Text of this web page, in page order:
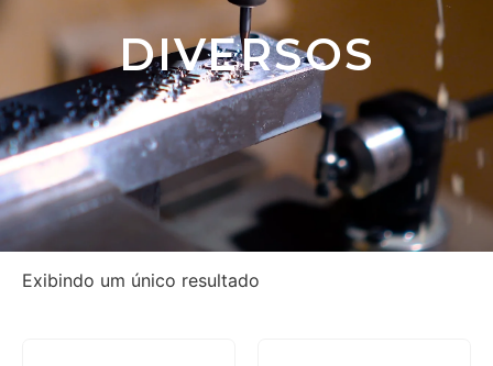
DIVERSOS
Exibindo um único resultado